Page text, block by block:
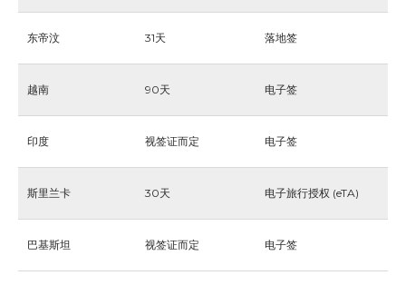
东帝汶 31天 落地签
越南 90天 电子签
印度 视签证而定 电子签
斯里兰卡 30天 电子旅行授权 (eTA)
巴基斯坦 视签证而定 电子签